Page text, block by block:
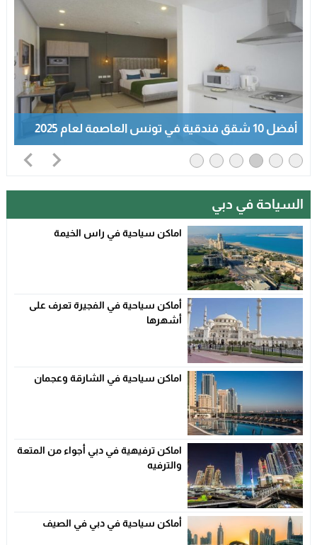
أفضل 10 شقق فندقية في تونس العاصمة لعام 2025
السياحة في دبي
اماكن سياحية في راس الخيمة
أماكن سياحية في الفجيرة تعرف على
أشهرها
اماكن سياحية في الشارقة وعجمان
اماكن ترفيهية في دبي أجواء من المتعة
والترفيه
أماكن سياحية في دبي في الصيف